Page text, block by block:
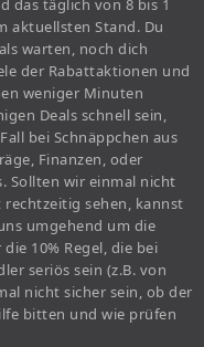
das täglich von 8 bis 1
aktuellsten Stand. Du
warten, noch dich
der Rabattaktionen und
weniger Minuten
Deals schnell sein,
bei Schnäppchen aus
Finanzen, oder
Sollten wir einmal nicht
sehen, kannst
umgehend um die
10% Regel, die bei
seriös sein (z.B. von
nicht sicher sein, ob der
bitten und wie prüfen